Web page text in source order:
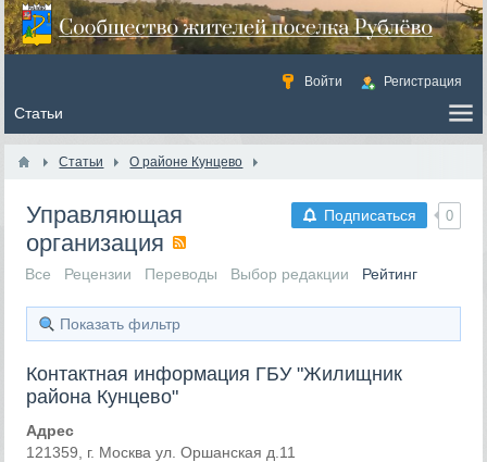
Войти Регистрация
Статьи О районе Кунцево
Подписаться 0
Управляющая
организация
Все Рецензии Переводы Выбор редакции Рейтинг
Показать фильтр
Контактная информация ГБУ "Жилищник
района Кунцево"
Адрес
121359, г. Москва ул. Оршанская д.11